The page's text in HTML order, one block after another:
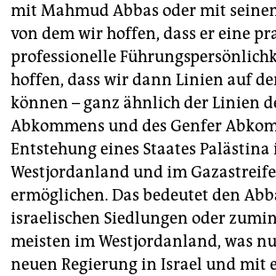
mit Mahmud Abbas oder mit
von dem wir hoffen, dass er eine
professionelle
hoffen, dass wir dann Linien auf
können – ganz ähnlich der Linien
Abkommens und des Genfer
Entstehung eines Staates Palästina
Westjordanland und im
ermöglichen. Das bedeutet den
israelischen Siedlungen oder
meisten im Westjordanland, was
neuen Regierung in Israel und mit